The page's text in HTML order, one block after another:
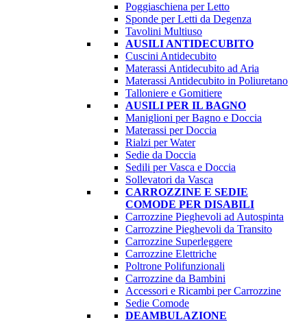
Poggiaschiena per Letto
Sponde per Letti da Degenza
Tavolini Multiuso
AUSILI ANTIDECUBITO
Cuscini Antidecubito
Materassi Antidecubito ad Aria
Materassi Antidecubito in Poliuretano
Talloniere e Gomitiere
AUSILI PER IL BAGNO
Maniglioni per Bagno e Doccia
Materassi per Doccia
Rialzi per Water
Sedie da Doccia
Sedili per Vasca e Doccia
Sollevatori da Vasca
CARROZZINE E SEDIE
COMODE PER DISABILI
Carrozzine Pieghevoli ad Autospinta
Carrozzine Pieghevoli da Transito
Carrozzine Superleggere
Carrozzine Elettriche
Poltrone Polifunzionali
Carrozzine da Bambini
Accessori e Ricambi per Carrozzine
Sedie Comode
DEAMBULAZIONE